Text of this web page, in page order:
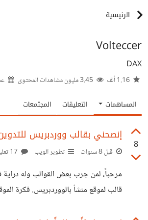
الرئيسية
Volteccer
DAX
المساهمات التعليقات المجتمعات
8
إنصحني بقالب ووردبريس
قبل 8 سنوات تطوير الويب
مرحباً، لمن جرب بعض القوالب وله دراية
قالب لموقع منشأ بالووردبريس. فكرة
باللغة العربية بشكل أساسي وربما بعض